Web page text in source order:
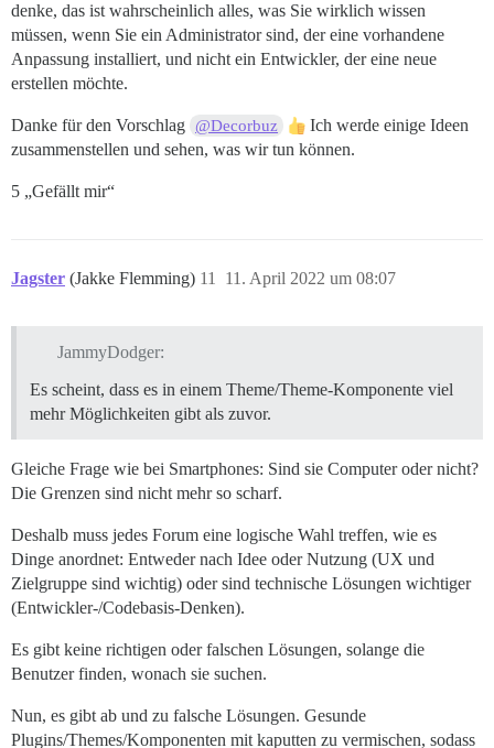
denke, das ist wahrscheinlich alles, was Sie wirklich wissen
müssen, wenn Sie ein Administrator sind, der eine vorhandene
Anpassung installiert, und nicht ein Entwickler, der eine neue
erstellen möchte.
Danke für den Vorschlag @Decorbuz
Ich werde einige Ideen
zusammenstellen und sehen, was wir tun können.
5 „Gefällt mir“
Jagster (Jakke Flemming) 11. April 2022 um 08:07
11
JammyDodger:
Es scheint, dass es in einem Theme/Theme-Komponente viel
mehr Möglichkeiten gibt als zuvor.
Gleiche Frage wie bei Smartphones: Sind sie Computer oder nicht?
Die Grenzen sind nicht mehr so scharf.
Deshalb muss jedes Forum eine logische Wahl treffen, wie es
Dinge anordnet: Entweder nach Idee oder Nutzung (UX und
Zielgruppe sind wichtig) oder sind technische Lösungen wichtiger
(Entwickler-/Codebasis-Denken).
Es gibt keine richtigen oder falschen Lösungen, solange die
Benutzer finden, wonach sie suchen.
Nun, es gibt ab und zu falsche Lösungen. Gesunde
Plugins/Themes/Komponenten mit kaputten zu vermischen, sodass